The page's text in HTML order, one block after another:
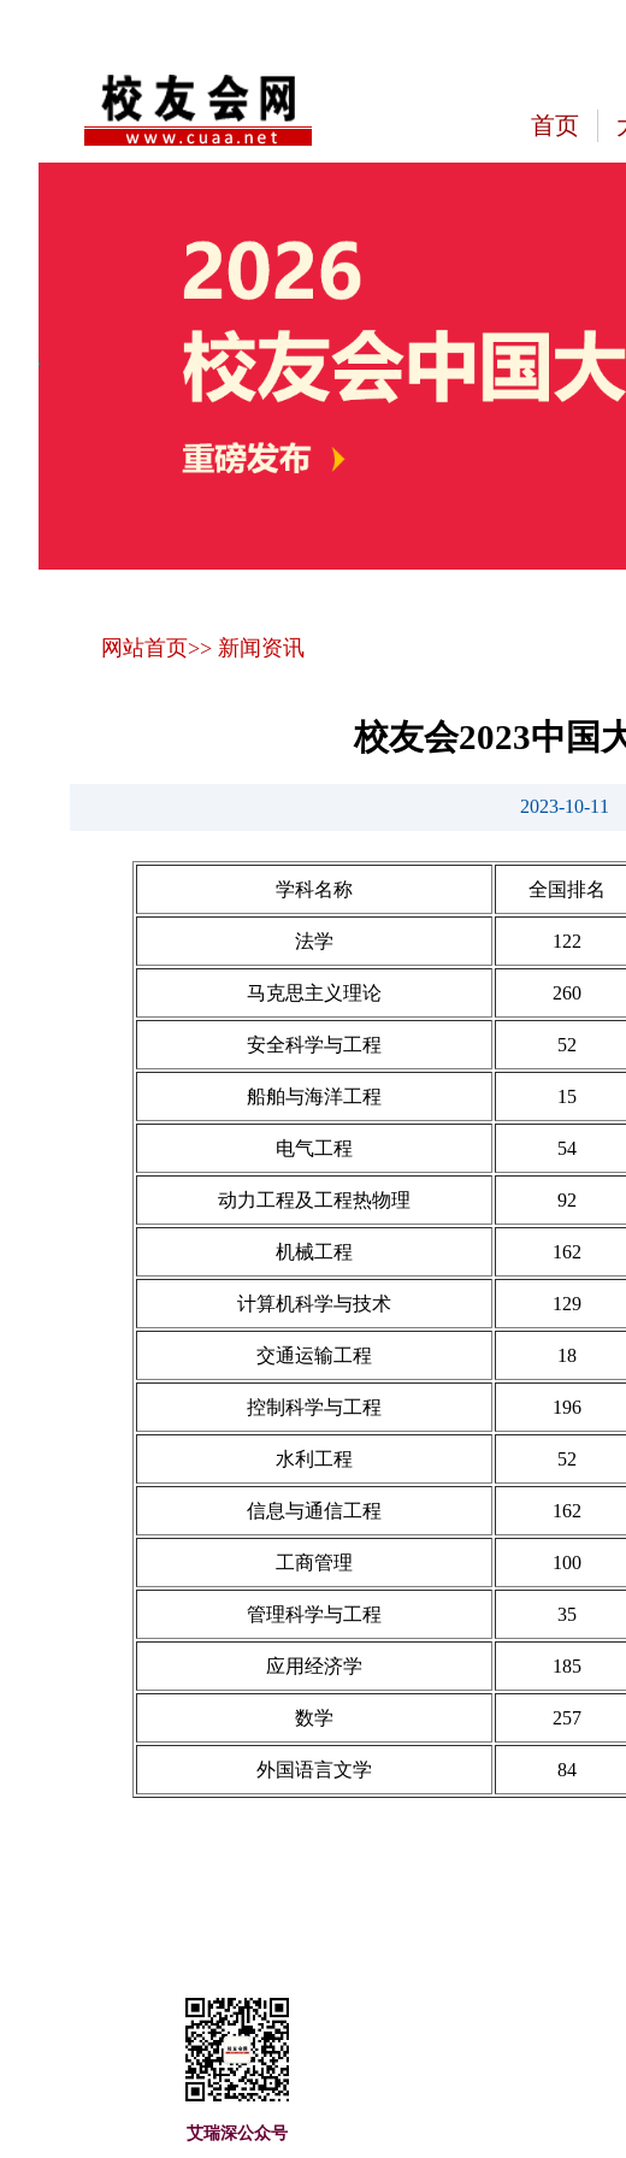
首页
网站首页>> 新闻资讯
校友会2023中国
2023-10-11
学科名称 全国排名
法学 122
马克思主义理论 260
安全科学与工程 52
船舶与海洋工程 15
电气工程 54
动力工程及工程热物理 92
机械工程 162
计算机科学与技术 129
交通运输工程 18
控制科学与工程 196
水利工程 52
信息与通信工程 162
工商管理 100
管理科学与工程 35
应用经济学 185
数学 257
外国语言文学 84
艾瑞深公众号